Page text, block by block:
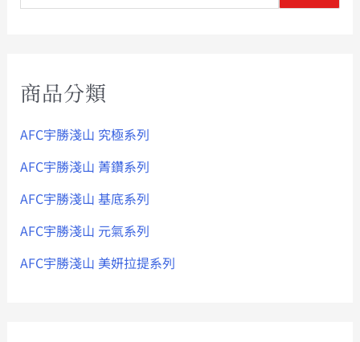
商品分類
AFC宇勝淺山 究極系列
AFC宇勝淺山 菁鑽系列
AFC宇勝淺山 基底系列
AFC宇勝淺山 元氣系列
AFC宇勝淺山 美妍拉提系列